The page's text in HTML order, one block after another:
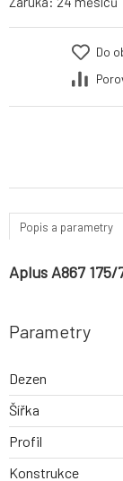
Do
Popis a parametry
Aplus A867 175/
Parametry
Dezen
Šířka
Profil
Konstrukce